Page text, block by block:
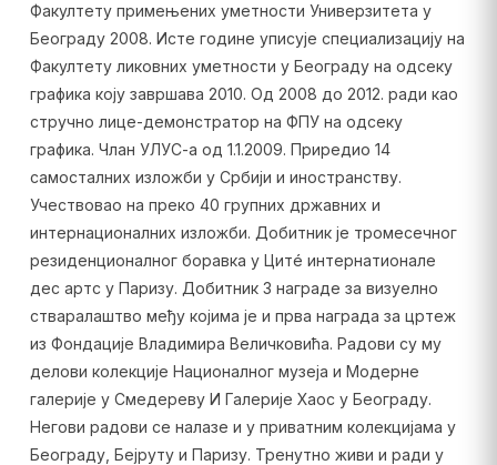
Факултету примењених уметности Универзитета у
Београду 2008. Исте године уписује специализацију на
Факултету ликовних уметности у Београду на одсеку
графика коју завршава 2010. Од 2008 до 2012. ради као
стручно лице-демонстратор на ФПУ на одсеку
графика. Члан УЛУС-а од 1.1.2009. Приредио 14
самосталних изложби у Србији и иностранству.
Учествовао на преко 40 групних државних и
интернационалних изложби. Добитник је тромесечног
резиденционалног боравка у Цитé интернатионале
дес артс у Паризу. Добитник 3 награде за визуелно
стваралаштво међу којима је и прва награда за цртеж
из Фондације Владимира Величковића. Радови су му
делови колекције Националног музеја и Модерне
галерије у Смедереву И Галерије Хаос у Београду.
Негови радови се налазе и у приватним колекцијама у
Београду, Бејруту и Паризу. Тренутно живи и ради у